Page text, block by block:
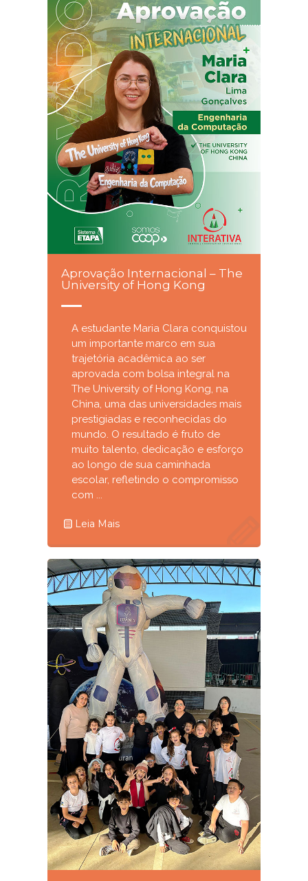
Aprovação Internacional – The
University of Hong Kong
A estudante Maria Clara conquistou
um importante marco em sua
trajetória acadêmica ao ser
aprovada com bolsa integral na
The University of Hong Kong, na
China, uma das universidades mais
prestigiadas e reconhecidas do
mundo. O resultado é fruto de
muito talento, dedicação e esforço
ao longo de sua caminhada
escolar, refletindo o compromisso
com ...
Leia Mais